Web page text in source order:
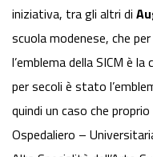
iniziativa, tra gli altri di
scuola modenese, che
l’emblema della SICM è
per secoli è stato
quindi un caso che
Ospedaliero –